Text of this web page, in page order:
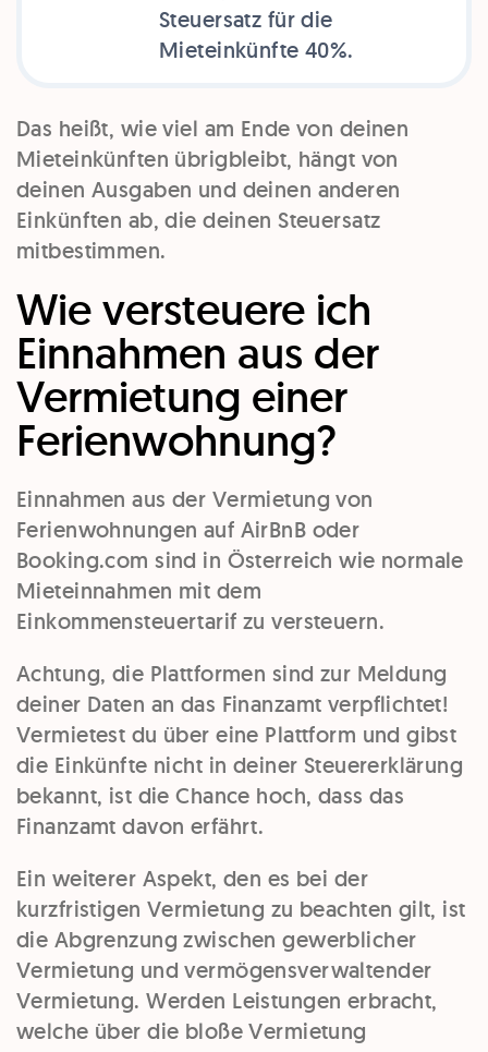
Steuersatz für die
Mieteinkünfte 40%.
Das heißt, wie viel am Ende von deinen
Mieteinkünften übrigbleibt, hängt von
deinen Ausgaben und deinen anderen
Einkünften ab, die deinen Steuersatz
mitbestimmen.
Wie versteuere ich
Einnahmen aus der
Vermietung einer
Ferienwohnung?
Einnahmen aus der Vermietung von
Ferienwohnungen auf AirBnB oder
Booking.com sind in Österreich wie normale
Mieteinnahmen mit dem
Einkommensteuertarif zu versteuern.
Achtung, die Plattformen sind zur Meldung
deiner Daten an das Finanzamt verpflichtet!
Vermietest du über eine Plattform und gibst
die Einkünfte nicht in deiner Steuererklärung
bekannt, ist die Chance hoch, dass das
Finanzamt davon erfährt.
Ein weiterer Aspekt, den es bei der
kurzfristigen Vermietung zu beachten gilt, ist
die Abgrenzung zwischen gewerblicher
Vermietung und vermögensverwaltender
Vermietung. Werden Leistungen erbracht,
welche über die bloße Vermietung